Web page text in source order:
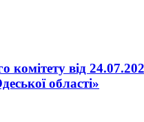
комітету від
області»